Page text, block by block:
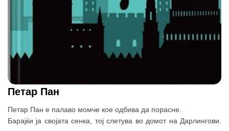
Петар Пан
Петар Пан е палаво момче кое одбива да порасне.
Барајќи ја својата сенка, тој слетува во домот на Дарлингови.